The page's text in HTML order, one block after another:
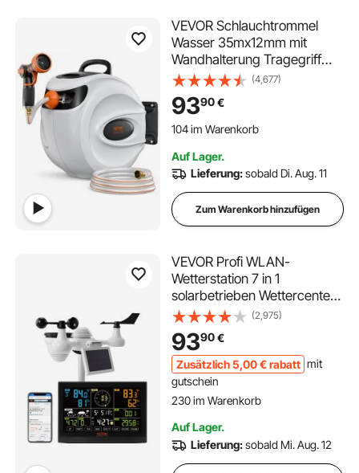
VEVOR Schlauchtrommel
Wasser 35mx12mm mit
Wandhalterung Tragegriff
Schlauchaufroller mit 9-
Muster-Sprühdüse &
Gartenschlauch 180°
Schwenkbar Wand-
Automatik Gießen
Autowaschen
(4,677)
9390€
104 im Warenkorb
1.7K+ Aufrufe Kürzlich
1.7K+ Aufrufe Kürzlich
Auf Lager.
Lieferung:sobald Di. Aug. 11
Zum Warenkorb hinzufügen
VEVOR Profi WLAN-
Wetterstation 7 in 1
solarbetrieben Wettercenter
190,5 mm (7,5-inch) Display
150m
Übertragungsreichweite
Außensensor für
Windgeschwindigkeit
Windrichtung Temperatur
(2,975)
9390€
Zusätzlich5,00 €rabatt mit
gutschein
230 im Warenkorb
9.8K+ Aufrufe Kürzlich
9.8K+ Aufrufe Kürzlich
Auf Lager.
Lieferung:sobald Mi. Aug. 12